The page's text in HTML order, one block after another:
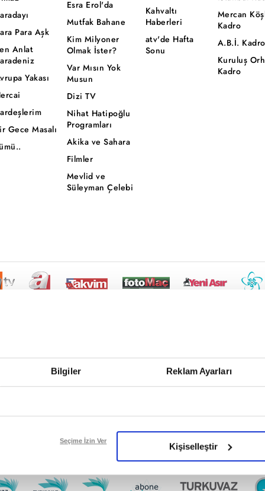
Bilgiler Reklam Ayarları
Seçime İzin Ver
Kişiselleştir
Para Aşk
Anlat
Yakası
Gece Masalı
Esra Erol'da
Mutfak Bahane
Kim Milyoner
Olmak İster?
Var Mısın Yok
Musun
Dizi TV
Nihat Hatipoğlu
Programları
Akika ve Sahara
Filmler
Mevlid ve
Süleyman Çelebi
Kahvaltı
Haberleri
atv'de Hafta
Sonu
Mercan
Kadro
A.B.İ. Kadro
Kuruluş
Kadro